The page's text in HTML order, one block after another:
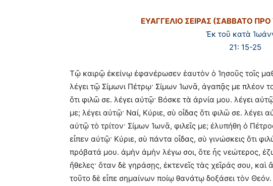
ΕΥΑΓΓΕΛΙΟ ΣΕΙΡΑΣ (ΣΑΒΒΑΤΟ
Ἐκ τοῦ κατὰ
21: 15-25
Τῷ καιρῷ ἐκείνῳ ἐφανέρωσεν ἑαυτὸν ὁ Ἰησοῦς τοῖς
λέγει τῷ Σίμωνι Πέτρῳ· Σίμων Ἰωνᾶ, ἀγαπᾷς με πλέον
ὅτι φιλῶ σε. λέγει αὐτῷ· Βόσκε τὰ ἀρνία μου. λέγει
με; λέγει αὐτῷ· Ναί, Κύριε, σὺ οἶδας ὅτι φιλῶ σε. λέγει
αὐτῷ τὸ τρίτον· Σίμων Ἰωνᾶ, φιλεῖς με; ἐλυπήθη ὁ
εἶπεν αὐτῷ· Κύριε, σὺ πάντα οἶδας, σὺ γινώσκεις ὅτι
πρόβατά μου. ἀμὴν ἀμὴν λέγω σοι, ὅτε ἦς νεώτερος,
ἤθελες· ὅταν δὲ γηράσῃς, ἐκτενεῖς τὰς χεῖράς σου, καὶ
τοῦτο δὲ εἶπε σημαίνων ποίῳ θανάτῳ δοξάσει τὸν